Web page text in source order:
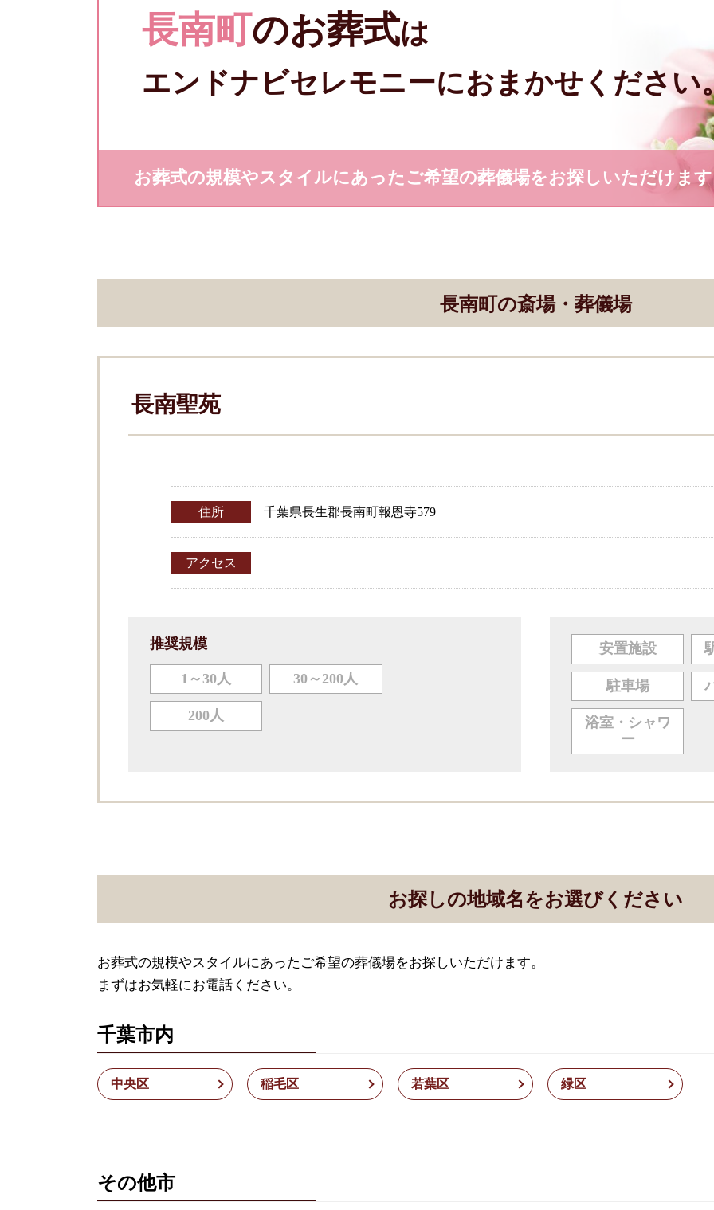
長南町のお葬式は
エンドナビセレモニーにおまかせください
お葬式の規模やスタイルにあったご希望の葬儀場をお探しいただけま
長南町の斎場・葬儀場
長南聖苑
住所 千葉県長生郡長南町報恩寺579
アクセス
推奨規模
1～30人 30～200人
200人
安置施設
駐車場
浴室・シャワ
ー
お探しの地域名をお選びください
お葬式の規模やスタイルにあったご希望の葬儀場をお探しいただけます。
まずはお気軽にお電話ください。
千葉市内
中央区 稲毛区 若葉区 緑区
その他市